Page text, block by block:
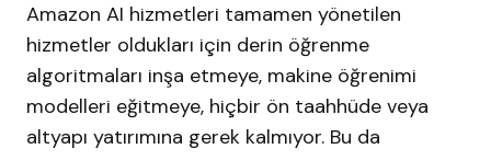
Amazon AI hizmetleri tamamen yönetilen
hizmetler oldukları için derin öğrenme
algoritmaları inşa etmeye, makine öğrenimi
modelleri eğitmeye, hiçbir ön taahhüde veya
altyapı yatırımına gerek kalmıyor. Bu da